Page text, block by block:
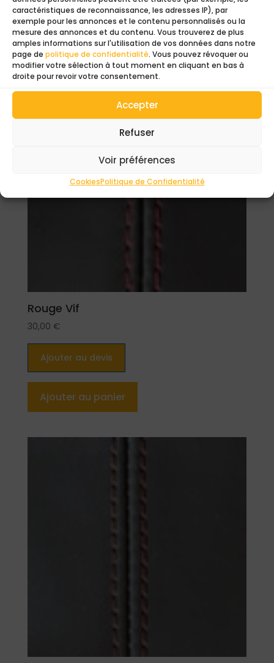
caractéristiques de reconnaissance, les adresses IP), par
exemple pour les annonces et le contenu personnalisés ou la
mesure des annonces et du contenu. Vous trouverez de plus
amples informations sur l'utilisation de vos données dans notre
page de politique de confidentialité. Vous pouvez révoquer ou
modifier votre sélection à tout moment en cliquant en bas à
droite pour revoir votre consentement.
Accepter
Refuser
Voir préférences
CookiesPolitique de Confidentialité
Ajouter au panier
Rouge Vif
30,00 €
Ajouter au devis
Ajouter au panier